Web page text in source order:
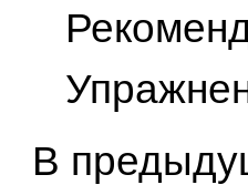
В